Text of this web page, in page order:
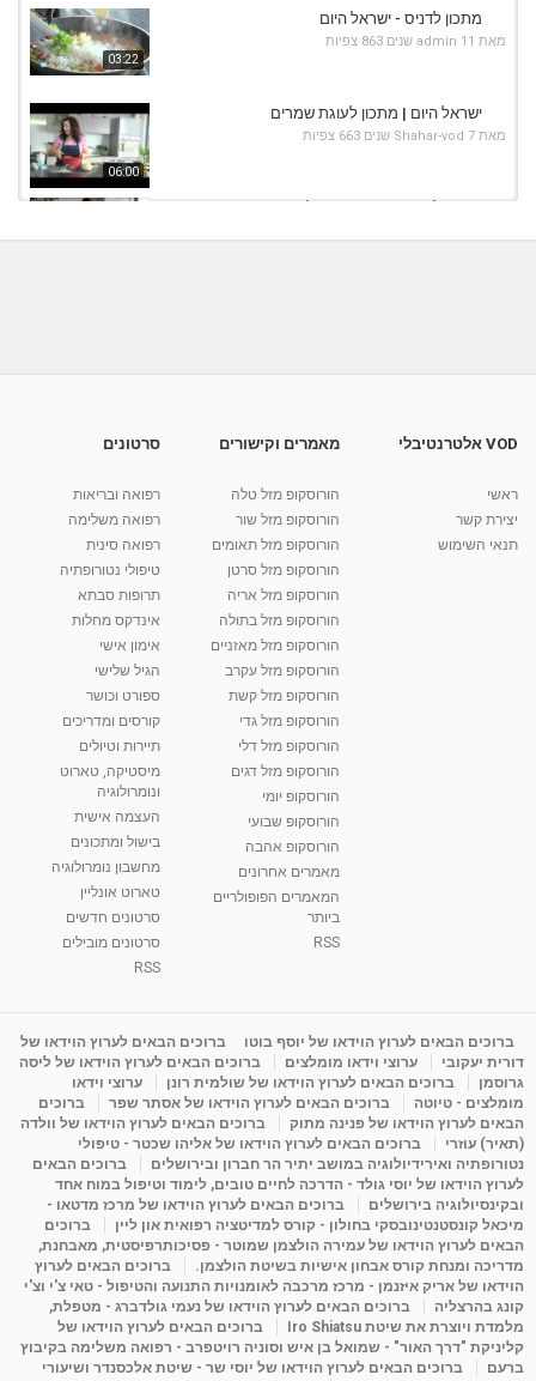
03:22
מתכון לדניס - ישראל היום
מאת admin 11 שנים 863 צפיות
06:00
ישראל היום | מתכון לעוגת שמרים
מאת Shahar-vod 7 שנים 663 צפיות
מתכון לקדירת בשר - ישראל היום
ישראל היום | מתכון לעוגת גבינה
מאת vod-galit 10 שנים
10:17
קרין גורן - העוגה המתגלצ’ת ללא קמח
יוסי שר - מתמחה בשיטת אלכסנדר וטאי צ'י
2,738 צפיות
01:46
רנה רז-גילו -טיפול אנרגטי ויעוץ רוחני - נומרולוגית
2,314 צפיות
סודות בתאריך הלידה, משמעות חודש הלידה -
ינואר זינה ליבשיץ נומרולוגית
09:12
מדיטציה בדמיון מודרך - היכרות עם האני הפנימי
מאת admin 11 שנים 3,649 צפיות
15:49
פנינה מתוק - מרכז "נתיב הלב" בהרצליה-
מדיטציה-התחדשות
מאת Shahar-vod 2,146 צפיות
VOD אלטרנטיבלי
ראשי
יצירת קשר
תנאי השימוש
מאמרים וקישורים
הורוסקופ מזל טלה
הורוסקופ מזל שור
הורוסקופ מזל תאומים
הורוסקופ מזל סרטן
הורוסקופ מזל אריה
הורוסקופ מזל בתולה
הורוסקופ מזל מאזניים
הורוסקופ מזל עקרב
הורוסקופ מזל קשת
הורוסקופ מזל גדי
הורוסקופ מזל דלי
הורוסקופ מזל דגים
הורוסקופ יומי
הורוסקופ שבועי
הורוסקופ אהבה
מאמרים אחרונים
המאמרים הפופולריים
ביותר
RSS
סרטונים
רפואה ובריאות
רפואה משלימה
רפואה סינית
טיפולי נטורופתיה
תרופות סבתא
אינדקס מחלות
אימון אישי
הגיל שלישי
ספורט וכושר
קורסים ומדריכים
תיירות וטיולים
מיסטיקה, טארוט
ונומרולוגיה
העצמה אישית
בישול ומתכונים
מחשבון נומרולוגיה
טארוט אונליין
סרטונים חדשים
סרטונים מובילים
RSS
ברוכים הבאים לערוץ הוידאו של יוסף בוטו
ברוכים הבאים לערוץ הוידאו של
דורית יעקובי
ערוצי וידאו מומלצים
ברוכים הבאים לערוץ הוידאו של ליסה
גרוסמן
ברוכים הבאים לערוץ הוידאו של שולמית רונן
ערוצי וידאו
מומלצים - טיוטה
ברוכים הבאים לערוץ הוידאו של אסתר שפר
ברוכים
הבאים לערוץ הוידאו של פנינה מתוק
ברוכים הבאים לערוץ הוידאו של וולדה
(תאיר) עוזרי
ברוכים הבאים לערוץ הוידאו של אליהו שכטר - טיפולי
נטורופתיה ואירידיולוגיה במושב יתיר הר חברון ובירושלים
ברוכים הבאים
לערוץ הוידאו של יוסי גולד - הדרכה לחיים טובים, לימוד וטיפול במוח אחד
ובקינסיולוגיה בירושלים
ברוכים הבאים לערוץ הוידאו של מרכז מדטאו -
מיכאל קונסטנטינובסקי בחולון - קורס למדיטציה רפואית און ליין
ברוכים
הבאים לערוץ הוידאו של עמירה הולצמן שמוטר - פסיכותרפיסטית, מאבחנת,
מדריכה ומנחת קורס אבחון אישיות בשיטת הולצמן.
ברוכים הבאים לערוץ
הוידאו של אריק איזנמן - מרכז מרכבה לאומנויות התנועה והטיפול - טאי צ'י וצ'י
קונג בהרצליה
ברוכים הבאים לערוץ הוידאו של נעמי גולדברג - מטפלת,
מלמדת ויוצרת את שיטת Iro Shiatsu
ברוכים הבאים לערוץ הוידאו של
קליניקת "דרך האור" - שמואל בן איש וסוניה רויטפרב - רפואה משלימה בקיבוץ
ברעם
ברוכים הבאים לערוץ הוידאו של יוסי שר - שיטת אלכסנדר ושיעורי